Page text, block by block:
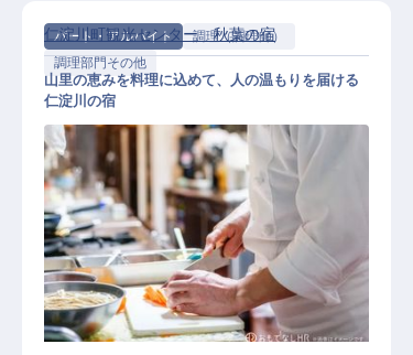
パート・アルバイト
調理（調理師）
調理部門その他
調理スタッフおよび接客
仁淀川町観光センター 秋葉の宿
山里の恵みを料理に込めて、人の温もりを届ける
仁淀川の宿